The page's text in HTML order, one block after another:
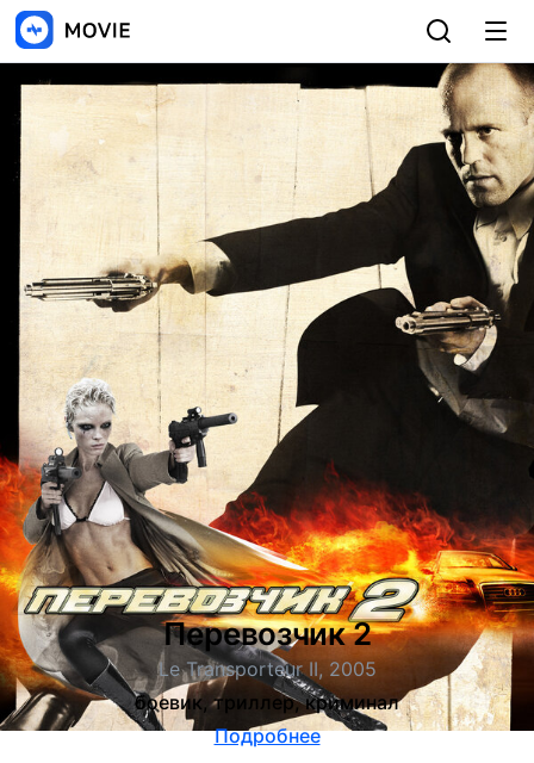
Перевозчик 2
Le Transporteur II, 2005
боевик, триллер, криминал
Подробнее